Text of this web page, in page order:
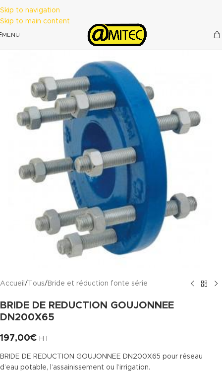
Skip to navigation
Skip to main content
MENU
Accueil / Tous/ Bride et réduction fonte série
BRIDE DE REDUCTION GOUJONNEE
DN200X65
197,00€ HT
BRIDE DE REDUCTION GOUJONNEE DN200X65 pour réseau
d’eau potable, l’assainissement ou l’irrigation.